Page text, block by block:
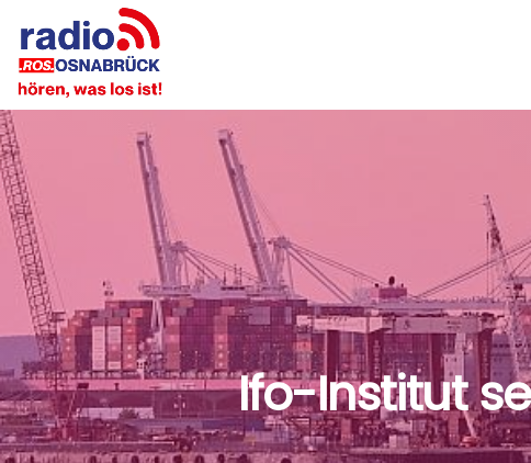
Ifo-Institut